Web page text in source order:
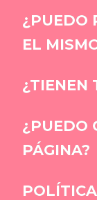
¿PUEDO
EL
¿TIENEN
¿PUEDO
PÁGINA?